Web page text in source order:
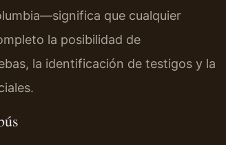
que cualquier
la posibilidad de
la identificación de testigos y la